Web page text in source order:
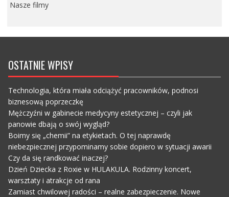
Nasze filmy
OSTATNIE WPISY
Technologia, która miała odciążyć pracowników, podnosi
biznesową poprzeczkę
Mężczyźni w gabinecie medycyny estetycznej – czyli jak
panowie dbają o swój wygląd?
Boimy się „chemii” na etykietach. O tej naprawdę
niebezpiecznej przypominamy sobie dopiero w sytuacji awarii
Czy da się randkować inaczej?
Dzień Dziecka z Roxie w HULAKULA. Rodzinny koncert,
warsztaty i atrakcje od rana
Zamiast chwilowej radości – realne zabezpieczenie. Nowe